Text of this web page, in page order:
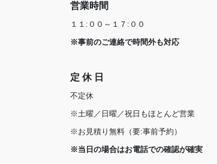
営業時間
１１:００～１７:００
※事前のご連絡で時間外も対応
定 休 日
不定休
※土曜／日曜／祝日もほとんど営業
※お見積り無料（要:事前予約）
※当日の場合はお電話での確認が確実